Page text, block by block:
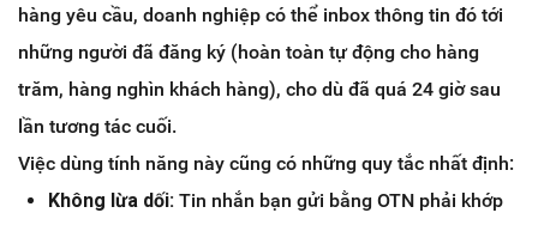
hàng yêu cầu, doanh nghiệp có thể inbox thông tin đó tới
những người đã đăng ký (hoàn toàn tự động cho hàng
trăm, hàng nghìn khách hàng), cho dù đã quá 24 giờ sau
lần tương tác cuối.
Việc dùng tính năng này cũng có những quy tắc nhất định:
Không lừa dối: Tin nhắn bạn gửi bằng OTN phải khớp